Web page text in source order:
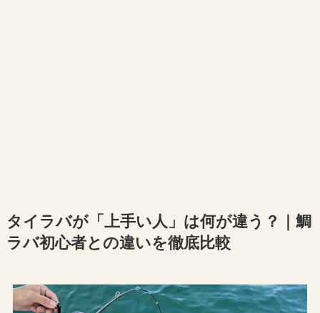
タイラバが「上手い人」は何が違う？｜鯛
ラバ初心者との違いを徹底比較